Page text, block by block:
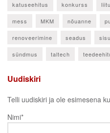
katuseehitus konkurss
mess MKM nõuanne
renoveerimine seadus
sündmus taltech
Uudiskiri
Telli uudiskiri ja ole esimesena
Nimi*